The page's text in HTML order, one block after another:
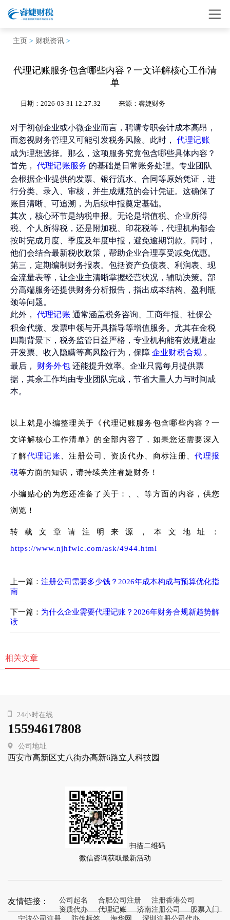
主页 > 财税资讯 >
代理记账服务包含哪些内容？一文详解核心工作清
单
日期：2026-03-31 12:27:32 来源：睿婕财务
对于初创企业或小微企业而言，聘请专职会计成本高昂，
而忽视财务管理又可能引发税务风险。此时，
代理记账
成为理想选择。那么，这项服务究竟包含哪些具体内容？
首先，
代理记账服务 的基础是日常账务处理。专业团队
会根据企业提供的发票、银行流水、合同等原始凭证，进
行分类、录入、审核，并生成规范的会计凭证。这确保了
账目清晰、可追溯，为后续申报奠定基础。
其次，核心环节是纳税申报。无论是增值税、企业所得
税、个人所得税，还是附加税、印花税等，代理机构都会
按时完成月度、季度及年度申报，避免逾期罚款。同时，
他们会结合最新税收政策，帮助企业合理享受减免优惠。
第三，定期编制财务报表。包括资产负债表、利润表、现
金流量表等，让企业主清晰掌握经营状况，辅助决策。部
分高端服务还提供财务分析报告，指出成本结构、盈利瓶
颈等问题。
此外，
代理记账 通常涵盖税务咨询、工商年报、社保公
积金代缴、发票申领与开具指导等增值服务。尤其在金税
四期背景下，税务监管日益严格，专业机构能有效规避虚
开发票、收入隐瞒等高风险行为，保障 企业财税合规 。
最后，
财务外包 还能提升效率。企业只需每月提供票
据，其余工作均由专业团队完成，节省大量人力与时间成
本。
以上就是小编整理关于《代理记账服务包含哪些内容？一
文详解核心工作清单》的全部内容了，如果您还需要深入
了解代理记账 、注册公司、资质代办、商标注册、代理报
税等方面的知识，请持续关注睿婕财务！
小编贴心的为您还准备了关于：、、等方面的内容，供您
浏览！
转载文章请注明来源，本文地址：
https://www.njhfwlc.com/ask/4944.html
上一篇： 注册公司需要多少钱？2026年成本构成与预算优化指
南
下一篇： 为什么企业需要代理记账？2026年财务合规新趋势解
读
相关文章
24小时在线
15594617808
公司地址
西安市高新区丈八街办高新6路立人科技园
扫描二维码
微信咨询获取最新活动
友情链接： 公司起名 合肥公司注册
注册香港公司
资质代办
代理记账 济南注册公司
股票入门